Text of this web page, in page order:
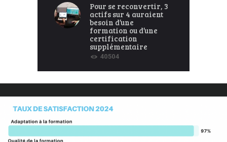
Pour se reconvertir, 3
actifs sur 4 auraient
besoin d’une
formation ou d’une
certification
supplémentaire
40504